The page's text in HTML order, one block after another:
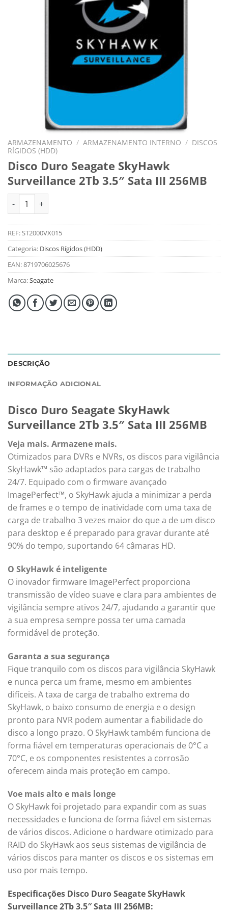
ARMAZENAMENTO / ARMAZENAMENTO INTERNO / DISCOS
RÍGIDOS (HDD)
Disco Duro Seagate SkyHawk
Surveillance 2Tb 3.5″ Sata III 256MB
Quantidade de Disco Duro Seagate SkyHawk Surveillance 2Tb
REF:ST2000VX015
Categoria: Discos Rígidos (HDD)
EAN:8719706025676
Marca:Seagate
DESCRIÇÃO
INFORMAÇÃO ADICIONAL
Disco Duro Seagate SkyHawk
Surveillance 2Tb 3.5″ Sata III 256MB
Veja mais. Armazene mais.
Otimizados para DVRs e NVRs, os discos para vigilância
SkyHawk™ são adaptados para cargas de trabalho
24/7. Equipado com o firmware avançado
ImagePerfect™, o SkyHawk ajuda a minimizar a perda
de frames e o tempo de inatividade com uma taxa de
carga de trabalho 3 vezes maior do que a de um disco
para desktop e é preparado para gravar durante até
90% do tempo, suportando 64 câmaras HD.
O SkyHawk é inteligente
O inovador firmware ImagePerfect proporciona
transmissão de vídeo suave e clara para ambientes de
vigilância sempre ativos 24/7, ajudando a garantir que
a sua empresa sempre possa ter uma camada
formidável de proteção.
Garanta a sua segurança
Fique tranquilo com os discos para vigilância SkyHawk
e nunca perca um frame, mesmo em ambientes
difíceis. A taxa de carga de trabalho extrema do
SkyHawk, o baixo consumo de energia e o design
pronto para NVR podem aumentar a fiabilidade do
disco a longo prazo. O SkyHawk também funciona de
forma fiável em temperaturas operacionais de 0°C a
70°C, e os componentes resistentes a corrosão
oferecem ainda mais proteção em campo.
Voe mais alto e mais longe
O SkyHawk foi projetado para expandir com as suas
necessidades e funciona de forma fiável em sistemas
de vários discos. Adicione o hardware otimizado para
RAID do SkyHawk aos seus sistemas de vigilância de
vários discos para manter os discos e os sistemas em
uso por mais tempo.
Especificações Disco Duro Seagate SkyHawk
Surveillance 2Tb 3.5″ Sata III 256MB: